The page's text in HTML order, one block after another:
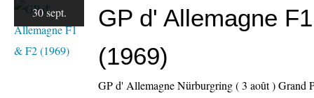
30 sept.
GP d' Allemagne
(1969)
GP d' Allemagne Nürburgring ( 3 août ) Grand